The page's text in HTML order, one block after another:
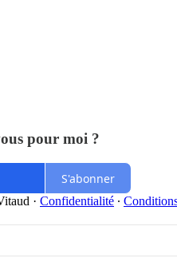
pour moi ?
S'abonner
· Confidentialité ∙